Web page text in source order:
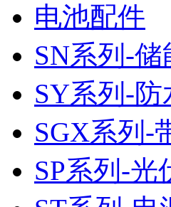
电池配件
SN系列-
SY系列-
SGX系列-
SP系列-光